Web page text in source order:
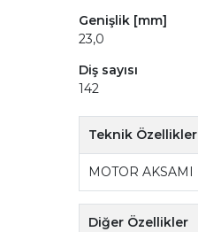
Genişlik [mm]
23,0
Diş sayısı
142
Teknik Özellikler
MOTOR AKSAMI
Diğer Özellikler